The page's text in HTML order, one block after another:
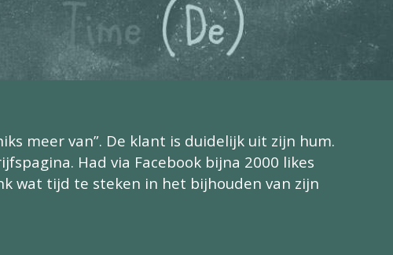
meer van”. De klant is duidelijk uit zijn hum.
Had via Facebook bijna 2000 likes
wat tijd te steken in het bijhouden van zijn